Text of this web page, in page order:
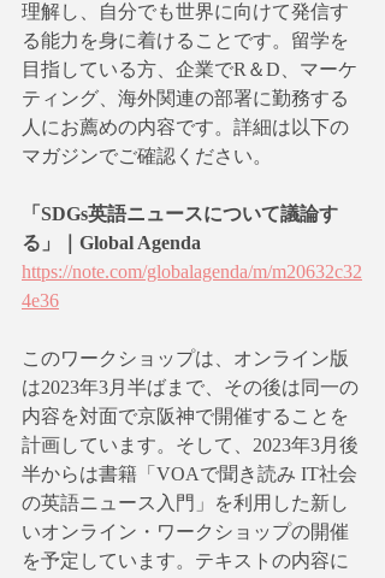
理解し、自分でも世界に向けて発信す
る能力を身に着けることです。留学を
目指している方、企業でR＆D、マーケ
ティング、海外関連の部署に勤務する
人にお薦めの内容です。詳細は以下の
マガジンでご確認ください。
「SDGs英語ニュースについて議論す
る」｜Global Agenda
https://note.com/globalagenda/m/m20632c32
4e36
このワークショップは、オンライン版
は2023年3月半ばまで、その後は同一の
内容を対面で京阪神で開催することを
計画しています。そして、2023年3月後
半からは書籍「VOAで聞き読み IT社会
の英語ニュース入門」を利用した新し
いオンライン・ワークショップの開催
を予定しています。テキストの内容に